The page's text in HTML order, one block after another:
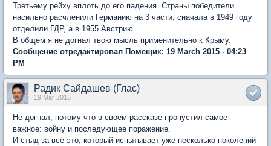
Третьему рейху вплоть до его падения. Страны победители
насильно расчленили Германию на 3 части, сначала в 1949 году
отделили ГДР, а в 1955 Австрию.
В общем я не догнал твою мысль применительно к Крыму.
Сообщение отредактировал Помещик: 19 March 2015 - 04:23
PM
Радик Сайдашев (Глас)
19 Mar 2015
Не догнал, потому что в своем рассказе пропустил самое
важное: войну и последующее поражение.
И стыд за всё это, который испытывает уже несколько поколений